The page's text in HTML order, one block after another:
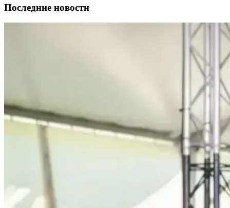
Последние новости